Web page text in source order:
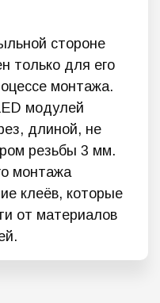
стороне
только для его
монтажа.
модулей
длиной, не
резьбы 3 мм.
монтажа
клеёв, которые
от материалов